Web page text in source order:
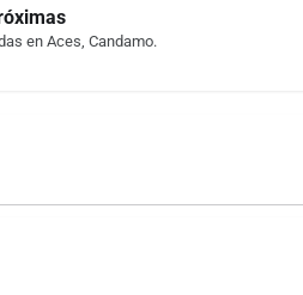
en Aces, Candamo.